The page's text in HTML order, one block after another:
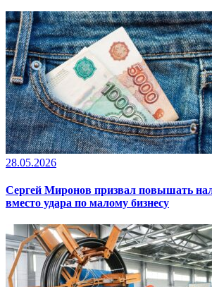
28.05.2026
Сергей Миронов призвал повышать
вместо удара по малому бизнесу